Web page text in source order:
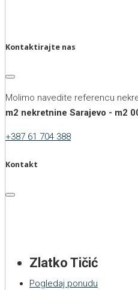
Kontaktirajte nas
Molimo navedite referencu
m2 nekretnine Sarajevo - m2
+387 61 704 388
Kontakt
Zlatko Tičić
Pogledaj ponudu